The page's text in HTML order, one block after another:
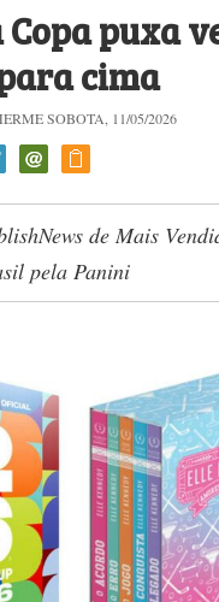
puxa
cima
SOBOTA, 11/05/2026
de Mais
pela Panini